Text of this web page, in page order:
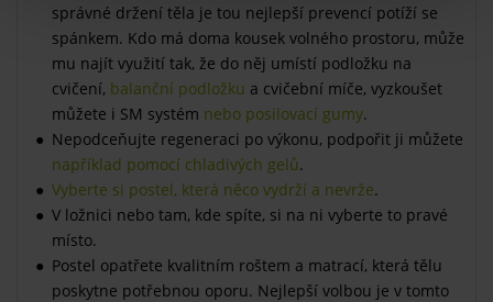
správné držení těla je tou nejlepší prevencí potíží se
spánkem. Kdo má doma kousek volného prostoru, může
mu najít využití tak, že do něj umístí podložku na
cvičení, balanční podložku a cvičební míče, vyzkoušet
můžete i SM systém nebo posilovací gumy.
Nepodceňujte regeneraci po výkonu, podpořit ji můžete
například pomocí chladivých gelů.
Vyberte si postel, která něco vydrží a nevrže.
V ložnici nebo tam, kde spíte, si na ni vyberte to pravé
místo.
Postel opatřete kvalitním roštem a matrací, která tělu
poskytne potřebnou oporu. Nejlepší volbou je v tomto